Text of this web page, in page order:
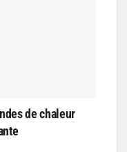
de chaleur